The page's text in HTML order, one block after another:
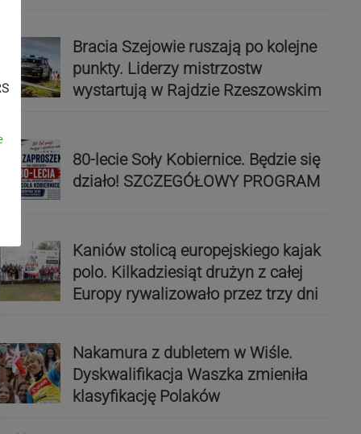
Bracia Szejowie ruszają po kolejne
punkty. Liderzy mistrzostw
wystartują w Rajdzie Rzeszowskim
80-lecie Soły Kobiernice. Będzie się
działo! SZCZEGÓŁOWY PROGRAM
Kaniów stolicą europejskiego kajak
polo. Kilkadziesiąt drużyn z całej
Europy rywalizowało przez trzy dni
Nakamura z dubletem w Wiśle.
Dyskwalifikacja Waszka zmieniła
klasyfikację Polaków